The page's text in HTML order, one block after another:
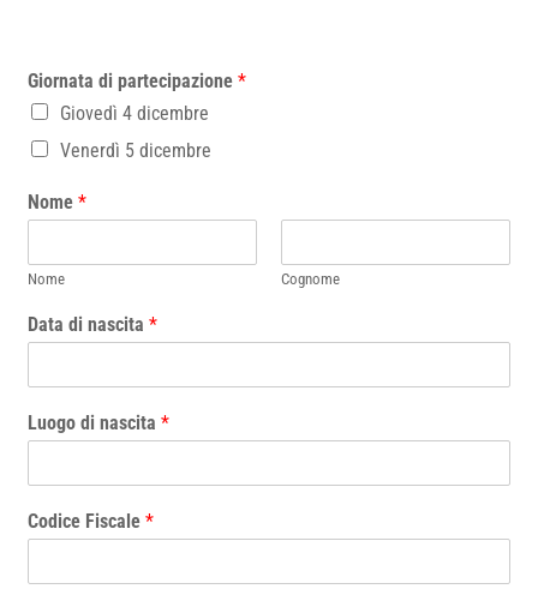
Giornata di partecipazione*
Giovedì 4 dicembre
Venerdì 5 dicembre
Nome*
Nome Cognome
Data di nascita*
Luogo di nascita*
Codice Fiscale*